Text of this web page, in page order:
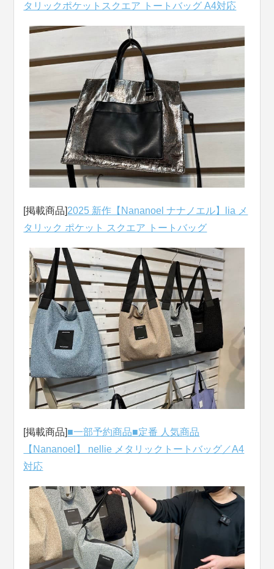
タリックポケットスクエア トートバッグ A4対応
[掲載商品]2025 新作【Nananoel ナナノエル】lia メ
タリック ポケット スクエア トートバッグ
[掲載商品]■一部予約商品■定番 人気商品
【Nananoel】 nellie メタリックトートバッグ／A4
対応